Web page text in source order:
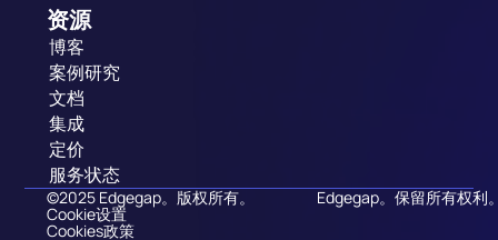
资源
博客
案例研究
文档
集成
定价
服务状态
©2025 Edgegap。版权所有。 Edgegap。保留所有权利
Cookie设置
Cookies政策